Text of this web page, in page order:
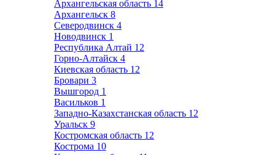
Архангельская область 14
Архангельск 8
Северодвинск 4
Новодвинск 1
Республика Алтай 12
Горно-Алтайск 4
Киевская область 12
Бровари 3
Вышгород 1
Васильков 1
Западно-Казахстанская область 12
Уральск 9
Костромская область 12
Кострома 10